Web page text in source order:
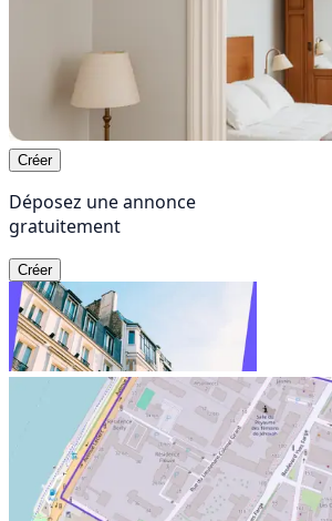
Créer
Déposez une annonce
gratuitement
Créer